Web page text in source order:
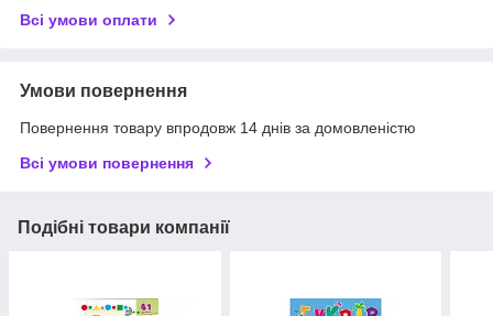
Всі умови оплати
Умови повернення
Повернення товару впродовж 14 днів за домовленістю
Всі умови повернення
Подібні товари компанії